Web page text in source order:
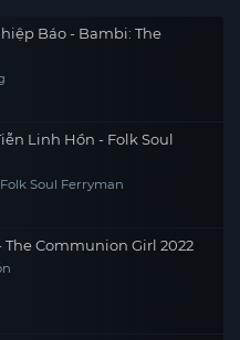
Báo - Bambi: The
Linh Hồn - Folk Soul
Cast & crew IMDbPro Folk Soul Ferryman
The Communion Girl 2022